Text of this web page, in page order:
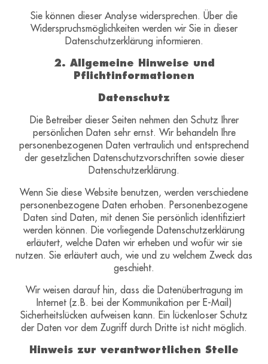
Sie können dieser Analyse widersprechen. Über die
Widerspruchsmöglichkeiten werden wir Sie in dieser
Datenschutzerklärung informieren.
2. Allgemeine Hinweise und
Pflichtinformationen
Datenschutz
Die Betreiber dieser Seiten nehmen den Schutz Ihrer
persönlichen Daten sehr ernst. Wir behandeln Ihre
personenbezogenen Daten vertraulich und entsprechend
der gesetzlichen Datenschutzvorschriften sowie dieser
Datenschutzerklärung.
Wenn Sie diese Website benutzen, werden verschiedene
personenbezogene Daten erhoben. Personenbezogene
Daten sind Daten, mit denen Sie persönlich identifiziert
werden können. Die vorliegende Datenschutzerklärung
erläutert, welche Daten wir erheben und wofür wir sie
nutzen. Sie erläutert auch, wie und zu welchem Zweck das
geschieht.
Wir weisen darauf hin, dass die Datenübertragung im
Internet (z.B. bei der Kommunikation per E-Mail)
Sicherheitslücken aufweisen kann. Ein lückenloser Schutz
der Daten vor dem Zugriff durch Dritte ist nicht möglich.
Hinweis zur verantwortlichen Stelle